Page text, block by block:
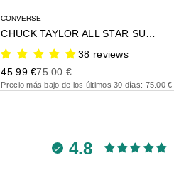
CONVERSE
38 reviews
Precio de oferta
45.99 €Precio anterior
75.00 €
Precio más bajo de los últimos 30 días: 75.00 €
4.8